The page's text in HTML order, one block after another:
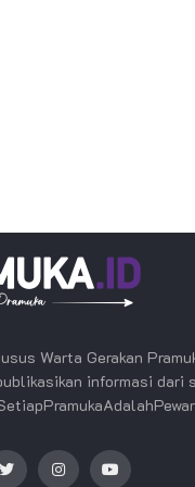
Warta Gerakan
informasi dari